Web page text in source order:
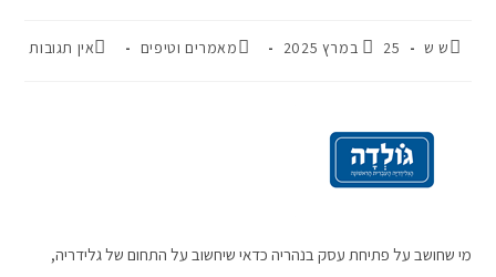
ש ש 25 במרץ 2025 מאמרים וטיפים אין תגובות
מי שחושב על פתיחת עסק בנהריה כדאי שיחשוב על התחום של גלידריה,